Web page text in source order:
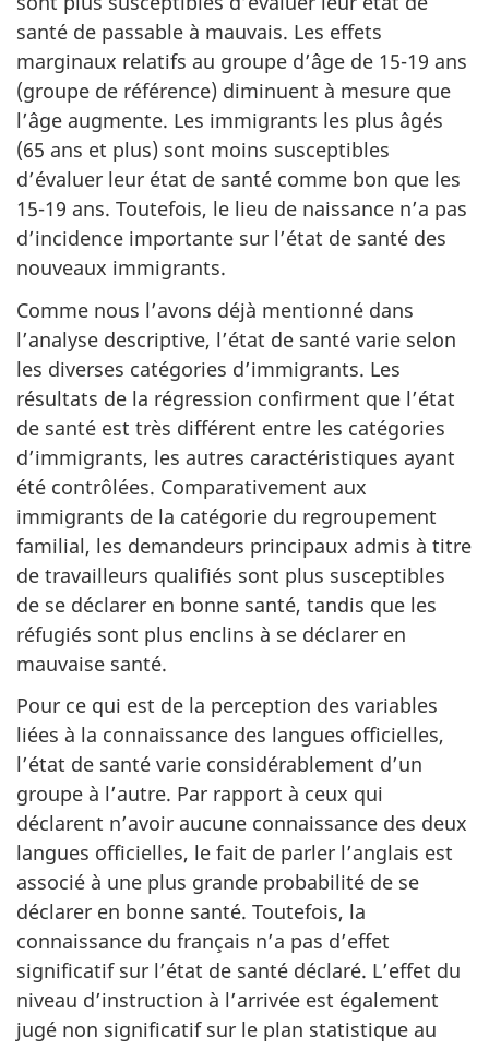
santé de passable à mauvais. Les effets
marginaux relatifs au groupe d’âge de 15-19 ans
(groupe de référence) diminuent à mesure que
l’âge augmente. Les immigrants les plus âgés
(65 ans et plus) sont moins susceptibles
d’évaluer leur état de santé comme bon que les
15-19 ans. Toutefois, le lieu de naissance n’a pas
d’incidence importante sur l’état de santé des
nouveaux immigrants.
Comme nous l’avons déjà mentionné dans
l’analyse descriptive, l’état de santé varie selon
les diverses catégories d’immigrants. Les
résultats de la régression confirment que l’état
de santé est très différent entre les catégories
d’immigrants, les autres caractéristiques ayant
été contrôlées. Comparativement aux
immigrants de la catégorie du regroupement
familial, les demandeurs principaux admis à titre
de travailleurs qualifiés sont plus susceptibles
de se déclarer en bonne santé, tandis que les
réfugiés sont plus enclins à se déclarer en
mauvaise santé.
Pour ce qui est de la perception des variables
liées à la connaissance des langues officielles,
l’état de santé varie considérablement d’un
groupe à l’autre. Par rapport à ceux qui
déclarent n’avoir aucune connaissance des deux
langues officielles, le fait de parler l’anglais est
associé à une plus grande probabilité de se
déclarer en bonne santé. Toutefois, la
connaissance du français n’a pas d’effet
significatif sur l’état de santé déclaré. L’effet du
niveau d’instruction à l’arrivée est également
jugé non significatif sur le plan statistique au